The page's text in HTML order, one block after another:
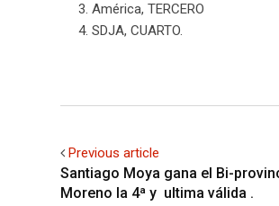
América, TERCERO
SDJA, CUARTO.
Previous article
Santiago Moya gana el Bi-
Moreno la 4ª y ultima válida .